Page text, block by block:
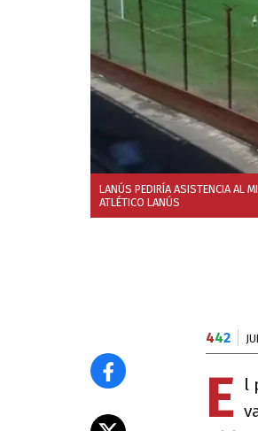
LANÚS PEDIRÍA ASISTENCIA AL
ATLÉTICO LANÚS
442
E l